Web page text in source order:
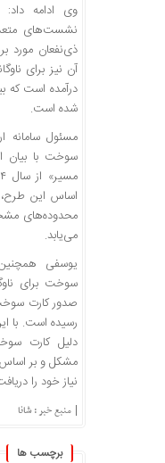
وی ادامه
نشست‌های
ذی‌نفعان مورد
آن نیز برای
شده است.
مسئول سامانه
سوخت با
اساس این طرح،
محدوده‌های
می‌یابد.
یوسفی
سوخت برای
رسیده است. با
دلیل کارت
مشکل و بر
نیاز خود را
| منبع خبر : شانا
برچسب ها